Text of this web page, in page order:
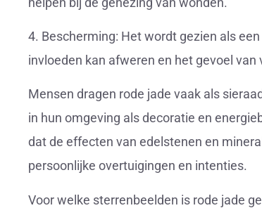
4. Bescherming: Het wordt gezien als
invloeden kan afweren en het gevoel van
Mensen dragen rode jade vaak als
in hun omgeving als decoratie en
dat de effecten van edelstenen en
persoonlijke overtuigingen en intenties.
Voor welke sterrenbeelden is rode jade